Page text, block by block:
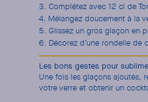
Complétez avec 12 cl de
Mélangez doucement à la
Glissez un gros glaçon en
Décorez d’une rondelle de
Les bons gestes pour
Une fois les glaçons ajoutés,
votre verre et obtenir un